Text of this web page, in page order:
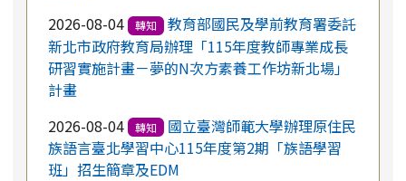
2026-08-04
轉知
教育部國民及學前教育署委託
新北市政府教育局辦理「115年度教師專業成長
研習實施計畫－夢的N次方素養工作坊新北場」
計畫
2026-08-04
轉知
國立臺灣師範大學辦理原住民
族語言臺北學習中心115年度第2期「族語學習
班」招生簡章及EDM